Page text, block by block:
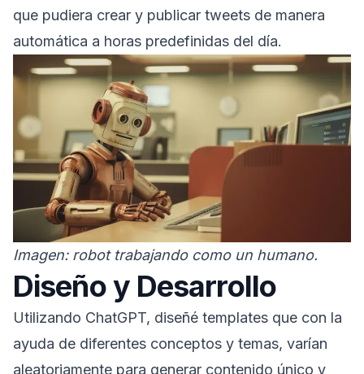
que pudiera crear y publicar tweets de manera
automática a horas predefinidas del día.
Imagen: robot trabajando como un humano.
Diseño y Desarrollo
Utilizando ChatGPT, diseñé templates que con la
ayuda de diferentes conceptos y temas, varían
aleatoriamente para generar contenido único y